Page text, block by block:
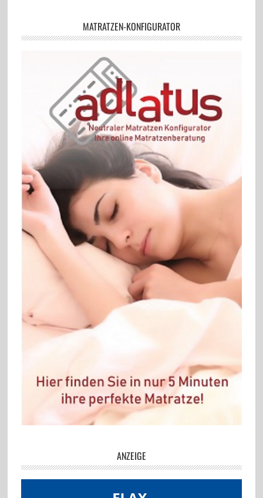
MATRATZEN-KONFIGURATOR
ANZEIGE